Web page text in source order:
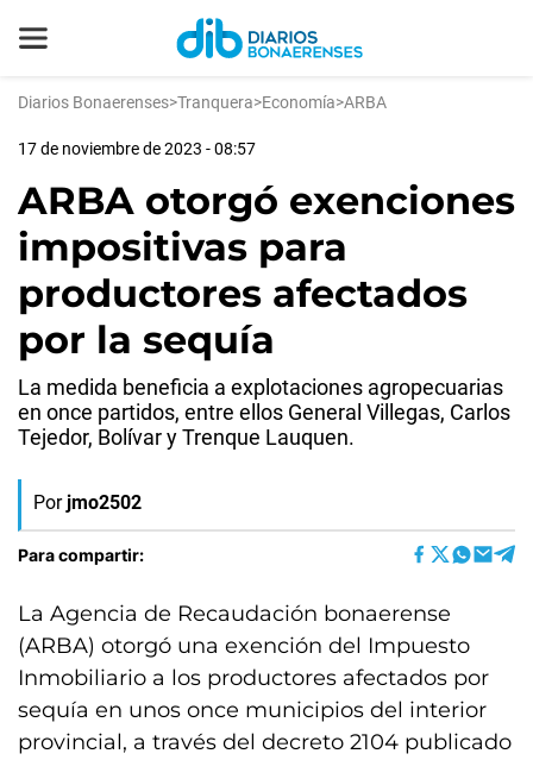
Diarios Bonaerenses>Tranquera>Economía>ARBA
17 de noviembre de 2023 - 08:57
ARBA otorgó exenciones
impositivas para
productores afectados
por la sequía
La medida beneficia a explotaciones agropecuarias
en once partidos, entre ellos General Villegas, Carlos
Tejedor, Bolívar y Trenque Lauquen.
Por jmo2502
Para compartir:
La Agencia de Recaudación bonaerense
(ARBA) otorgó una exención del Impuesto
Inmobiliario a los productores afectados por
sequía en unos once municipios del interior
provincial, a través del decreto 2104 publicado